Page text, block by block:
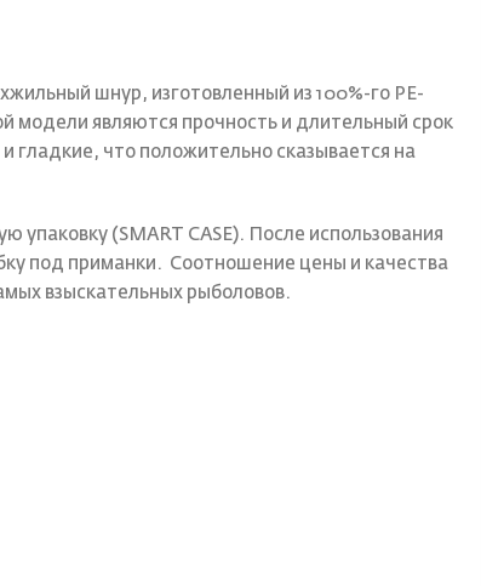
шнур, изготовленный из 100%-го PE-
модели являются прочность и длительный срок
гладкие, что положительно сказывается на
упаковку (SMART CASE). После использования
под приманки. Соотношение цены и качества
взыскательных рыболовов.